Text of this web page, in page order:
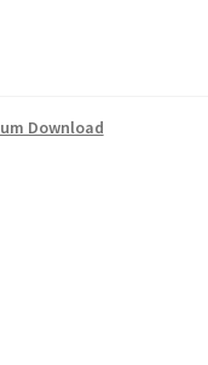
Download